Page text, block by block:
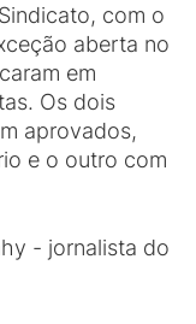
com o
aberta no
em
Os dois
aprovados,
e o outro com
- jornalista do